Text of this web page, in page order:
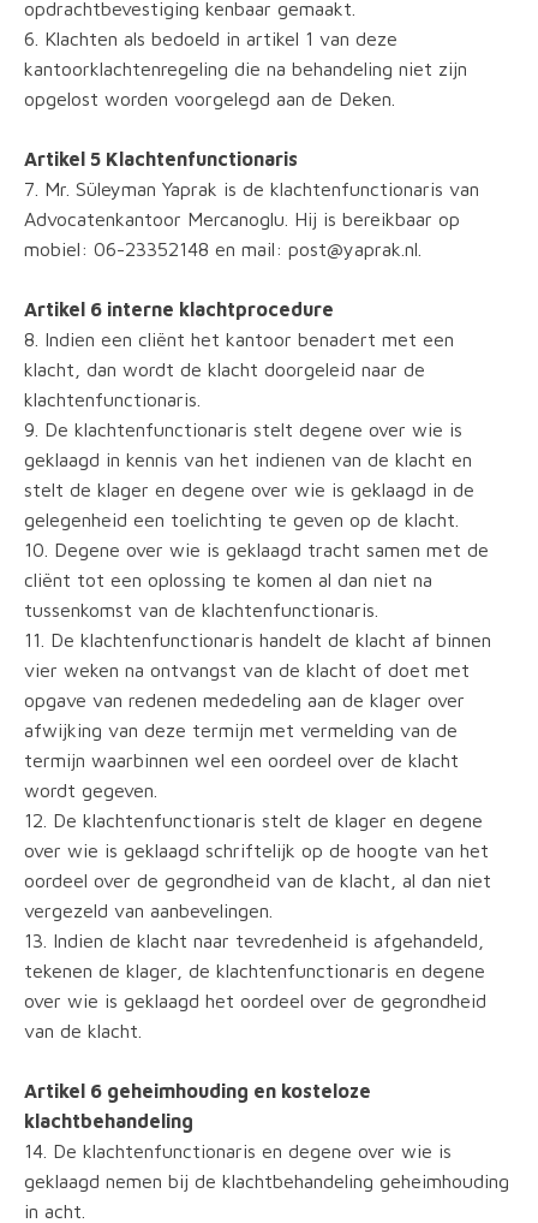
opdrachtbevestiging kenbaar gemaakt.
6. Klachten als bedoeld in artikel 1 van deze
kantoorklachtenregeling die na behandeling niet zijn
opgelost worden voorgelegd aan de Deken.
Artikel 5 Klachtenfunctionaris
7. Mr. Süleyman Yaprak is de klachtenfunctionaris van
Advocatenkantoor Mercanoglu. Hij is bereikbaar op
mobiel: 06-23352148 en mail: post@yaprak.nl.
Artikel 6 interne klachtprocedure
8. Indien een cliënt het kantoor benadert met een
klacht, dan wordt de klacht doorgeleid naar de
klachtenfunctionaris.
9. De klachtenfunctionaris stelt degene over wie is
geklaagd in kennis van het indienen van de klacht en
stelt de klager en degene over wie is geklaagd in de
gelegenheid een toelichting te geven op de klacht.
10. Degene over wie is geklaagd tracht samen met de
cliënt tot een oplossing te komen al dan niet na
tussenkomst van de klachtenfunctionaris.
11. De klachtenfunctionaris handelt de klacht af binnen
vier weken na ontvangst van de klacht of doet met
opgave van redenen mededeling aan de klager over
afwijking van deze termijn met vermelding van de
termijn waarbinnen wel een oordeel over de klacht
wordt gegeven.
12. De klachtenfunctionaris stelt de klager en degene
over wie is geklaagd schriftelijk op de hoogte van het
oordeel over de gegrondheid van de klacht, al dan niet
vergezeld van aanbevelingen.
13. Indien de klacht naar tevredenheid is afgehandeld,
tekenen de klager, de klachtenfunctionaris en degene
over wie is geklaagd het oordeel over de gegrondheid
van de klacht.
Artikel 6 geheimhouding en kosteloze
klachtbehandeling
14. De klachtenfunctionaris en degene over wie is
geklaagd nemen bij de klachtbehandeling geheimhouding
in acht.